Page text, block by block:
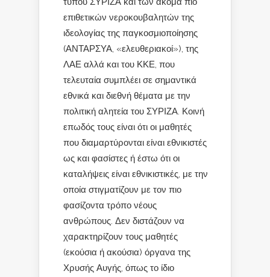
επιθετικών νεροκουβαλητών της
ιδεολογίας της παγκοσμιοποίησης
(ΑΝΤΑΡΣΥΑ, «ελευθεριακοί»), της
ΛΑΕ αλλά και του ΚΚΕ, που
τελευταία συμπλέει σε σημαντικά
εθνικά και διεθνή θέματα με την
πολιτική αλητεία του ΣΥΡΙΖΑ. Κοινή
επωδός τους είναι ότι οι μαθητές
που διαμαρτύρονται είναι εθνικιστές
ως και φασίστες ή έστω ότι οι
καταλήψεις είναι εθνικιστικές, με την
οποία στιγματίζουν με τον πιο
φασίζοντα τρόπο νέους
ανθρώπους. Δεν διστάζουν να
χαρακτηρίζουν τους μαθητές
(εκούσια ή ακούσια) όργανα της
Χρυσής Αυγής, όπως το ίδιο